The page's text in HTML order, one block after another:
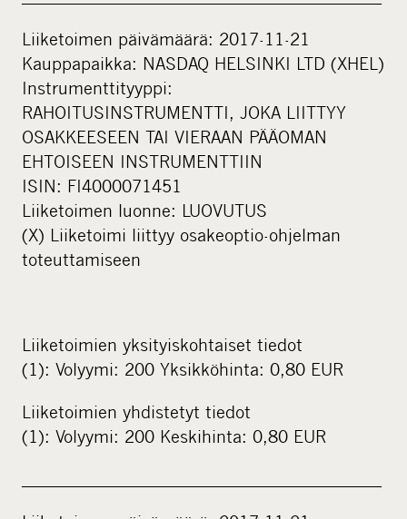
Liiketoimen päivämäärä: 2017-11-21
Kauppapaikka: NASDAQ HELSINKI LTD (XHEL)
Instrumenttityyppi:
RAHOITUSINSTRUMENTTI, JOKA LIITTYY
OSAKKEESEEN TAI VIERAAN PÄÄOMAN
EHTOISEEN INSTRUMENTTIIN
ISIN: FI4000071451
Liiketoimen luonne: LUOVUTUS
(X) Liiketoimi liittyy osakeoptio-ohjelman
toteuttamiseen
Liiketoimien yksityiskohtaiset tiedot
(1): Volyymi: 200 Yksikköhinta: 0,80 EUR
Liiketoimien yhdistetyt tiedot
(1): Volyymi: 200 Keskihinta: 0,80 EUR